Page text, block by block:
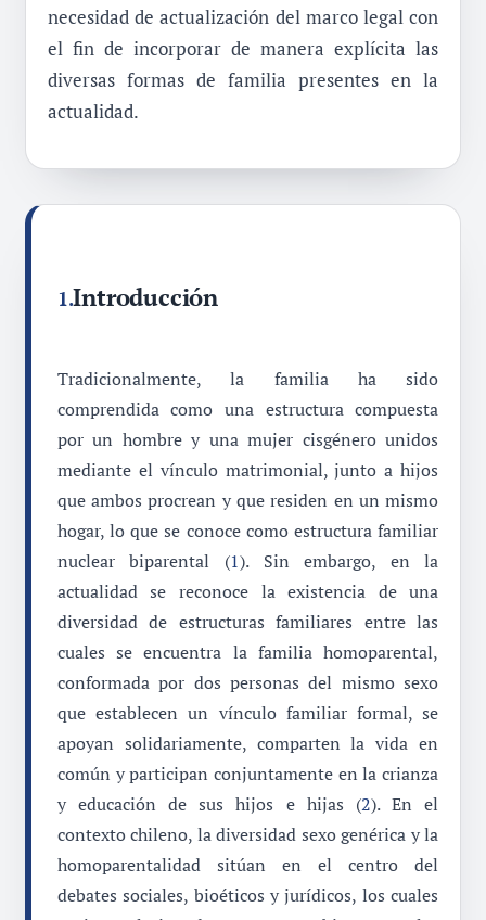
necesidad de actualización del marco legal con
el fin de incorporar de manera explícita las
diversas formas de familia presentes en la
actualidad.
1.Introducción
Tradicionalmente, la familia ha sido
comprendida como una estructura compuesta
por un hombre y una mujer cisgénero unidos
mediante el vínculo matrimonial, junto a hijos
que ambos procrean y que residen en un mismo
hogar, lo que se conoce como estructura familiar
nuclear biparental (1). Sin embargo, en la
actualidad se reconoce la existencia de una
diversidad de estructuras familiares entre las
cuales se encuentra la familia homoparental,
conformada por dos personas del mismo sexo
que establecen un vínculo familiar formal, se
apoyan solidariamente, comparten la vida en
común y participan conjuntamente en la crianza
y educación de sus hijos e hijas (2). En el
contexto chileno, la diversidad sexo genérica y la
homoparentalidad sitúan en el centro del
debates sociales, bioéticos y jurídicos, los cuales